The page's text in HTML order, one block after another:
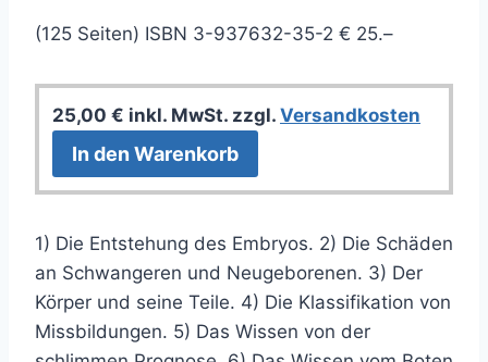
(125 Seiten) ISBN 3-937632-35-2 € 25.–
25,00 € inkl. MwSt. zzgl. Versandkosten
In den Warenkorb
1) Die Entstehung des Embryos. 2) Die Schäden
an Schwangeren und Neugeborenen. 3) Der
Körper und seine Teile. 4) Die Klassifikation von
Missbildungen. 5) Das Wissen von der